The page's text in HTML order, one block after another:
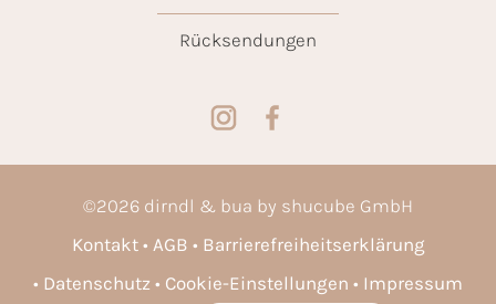
Rücksendungen
©2026 dirndl & bua by shucube GmbH
Kontakt
AGB
Barrierefreiheitserklärung
Datenschutz
Cookie-Einstellungen Impressum